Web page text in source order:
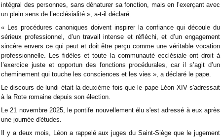
intégral des personnes, sans dénaturer sa fonction, mais en l’exerçant avec
un plein sens de l’ecclésialité », a-t-il déclaré.
« Les procédures canoniques doivent inspirer la confiance qui découle du
sérieux professionnel, d’un travail intense et réfléchi, et d’un engagement
sincère envers ce qui peut et doit être perçu comme une véritable vocation
professionnelle. Les fidèles et toute la communauté ecclésiale ont droit à
l’exercice juste et opportun des fonctions procédurales, car il s’agit d’un
cheminement qui touche les consciences et les vies », a déclaré le pape.
Le discours de lundi était la deuxième fois que le pape Léon XIV s'adressait
à la Rote romaine depuis son élection.
Le 21 novembre 2025, le pontife nouvellement élu s'est adressé à eux après
une journée d'études.
Il y a deux mois, Léon a rappelé aux juges du Saint-Siège que le jugement